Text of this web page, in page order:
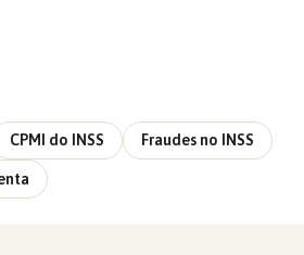
CPMI do INSS Fraudes no INSS